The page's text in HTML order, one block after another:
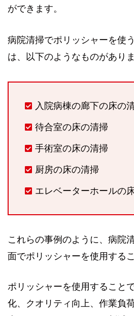
ができます。
病院清掃でポリッシャーを使
は、以下のようなものがありま
入院病棟の廊下の床の
待合室の床の清掃
手術室の床の清掃
厨房の床の清掃
エレベーターホールの
これらの事例のように、病院
面でポリッシャーを使用する
ポリッシャーを使用すること
化、クオリティ向上、作業負